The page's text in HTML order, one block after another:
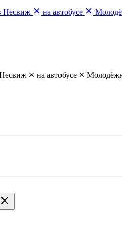
Несвиж на автобусе
на автобусе